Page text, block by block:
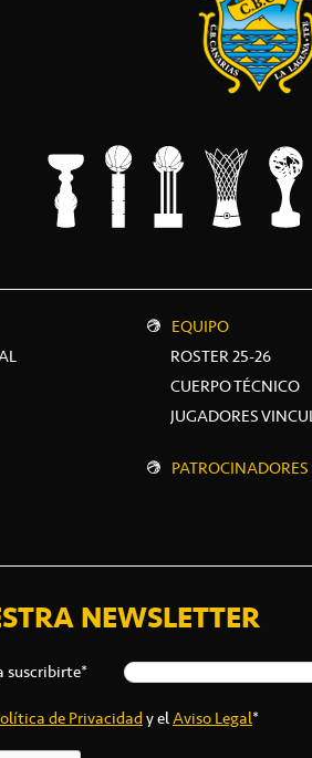
EQUIPO
ROSTER 25-26
CUERPO TÉCNICO
JUGADORES
PATROCINADORES
NEWSLETTER
suscribirte*
de Privacidady elAviso Legal*